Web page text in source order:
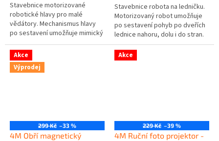
Stavebnice motorizované
robotické hlavy pro malé
vědátory. Mechanismus hlavy
po sestavení umožňuje mimický
pohyb očí a úst. Ukaž svou
šikovnost a výsledný produkt
předvěď...
Stavebnice robota na ledničku.
Motorizovaný robot umožňuje
po sestavení pohyb po dveřích
lednice nahoru, dolu i do stran.
Zjisti jaké fyzikální síly v tomto
experimentu působí a...
Akce
Výprodej
299 Kč –33 %
4M Obří magnetický
Akce
229 Kč –39 %
4M Ruční foto projektor -